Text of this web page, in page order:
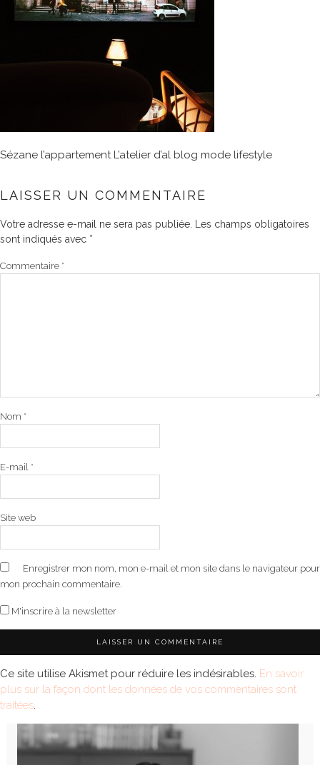
Sézane l’appartement L’atelier d’al blog mode lifestyle
LAISSER UN COMMENTAIRE
Votre adresse e-mail ne sera pas publiée.
Les champs obligatoires
sont indiqués avec *
Commentaire *
Nom *
E-mail *
Site web
Enregistrer mon nom, mon e-mail et mon site dans le navigateur pour
mon prochain commentaire.
M'inscrire à la newsletter
Ce site utilise Akismet pour réduire les indésirables. En savoir
plus sur la façon dont les données de vos commentaires sont
traitées.